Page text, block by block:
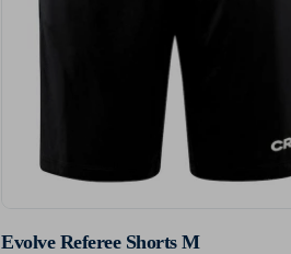
Evolve Referee Shorts M